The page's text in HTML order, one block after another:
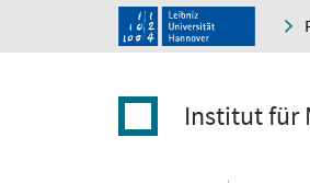
Institut für